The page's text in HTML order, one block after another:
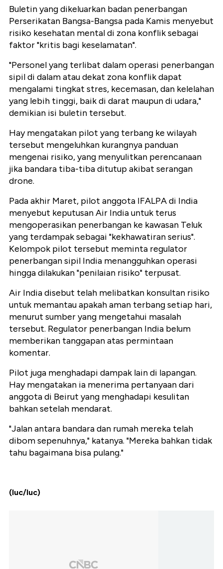
Buletin yang dikeluarkan badan penerbangan
Perserikatan Bangsa-Bangsa pada Kamis menyebut
risiko kesehatan mental di zona konflik sebagai
faktor "kritis bagi keselamatan".
"Personel yang terlibat dalam operasi penerbangan
sipil di dalam atau dekat zona konflik dapat
mengalami tingkat stres, kecemasan, dan kelelahan
yang lebih tinggi, baik di darat maupun di udara,"
demikian isi buletin tersebut.
Hay mengatakan pilot yang terbang ke wilayah
tersebut mengeluhkan kurangnya panduan
mengenai risiko, yang menyulitkan perencanaan
jika bandara tiba-tiba ditutup akibat serangan
drone.
Pada akhir Maret, pilot anggota IFALPA di India
menyebut keputusan Air India untuk terus
mengoperasikan penerbangan ke kawasan Teluk
yang terdampak sebagai "kekhawatiran serius".
Kelompok pilot tersebut meminta regulator
penerbangan sipil India menangguhkan operasi
hingga dilakukan "penilaian risiko" terpusat.
Air India disebut telah melibatkan konsultan risiko
untuk memantau apakah aman terbang setiap hari,
menurut sumber yang mengetahui masalah
tersebut. Regulator penerbangan India belum
memberikan tanggapan atas permintaan
komentar.
Pilot juga menghadapi dampak lain di lapangan.
Hay mengatakan ia menerima pertanyaan dari
anggota di Beirut yang menghadapi kesulitan
bahkan setelah mendarat.
"Jalan antara bandara dan rumah mereka telah
dibom sepenuhnya," katanya. "Mereka bahkan tidak
tahu bagaimana bisa pulang."
(luc/luc)